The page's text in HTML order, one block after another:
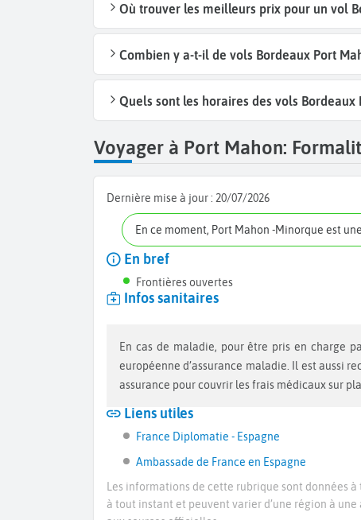
Où trouver les meilleurs prix pour un vol
Combien y a-t-il de vols Bordeaux Port
Quels sont les horaires des vols Bordeaux
Voyager à Port Mahon:
Dernière mise à jour : 20/07/2026
En ce moment, Port Mahon -Minorque est
En bref
Frontières ouvertes
Infos sanitaires
En cas de maladie, pour être pris en charge par la sécurité sociale vous devez vous munir d’une carte
européenne d’assurance maladie. Il est aussi
assurance pour couvrir les frais médicaux sur
Liens utiles
France Diplomatie - Espagne
Ambassade de France en Espagne
Les informations de cette rubrique sont données
à tout instant et peuvent varier d’une région à